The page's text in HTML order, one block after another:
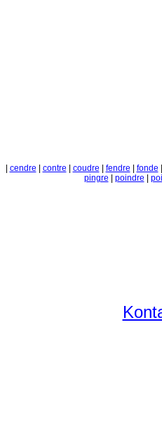
cendre contre coudre fendre fonde
pingre
poindre